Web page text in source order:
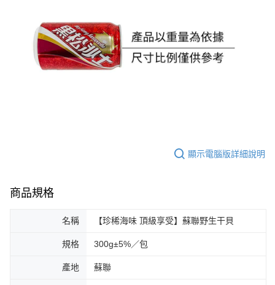
顯示電腦版詳細說明
商品規格
名稱 【珍稀海味 頂級享受】蘇聯野生干貝
規格 300g±5%／包
產地 蘇聯